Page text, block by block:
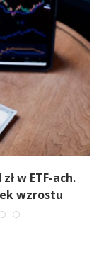
w ETF-ach.
wzrostu